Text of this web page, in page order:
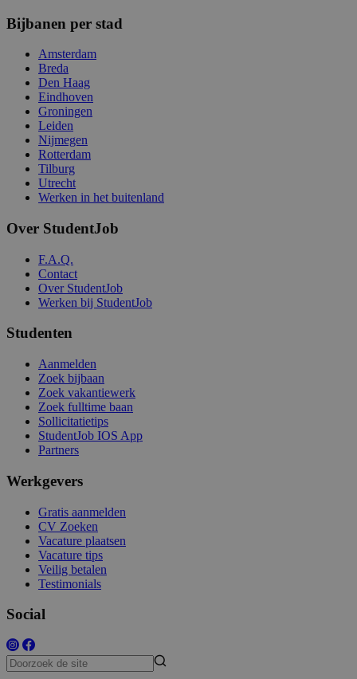
Bijbanen per stad
Amsterdam
Breda
Den Haag
Eindhoven
Groningen
Leiden
Nijmegen
Rotterdam
Tilburg
Utrecht
Werken in het buitenland
Over StudentJob
F.A.Q.
Contact
Over StudentJob
Werken bij StudentJob
Studenten
Aanmelden
Zoek bijbaan
Zoek vakantiewerk
Zoek fulltime baan
Sollicitatietips
StudentJob IOS App
Partners
Werkgevers
Gratis aanmelden
CV Zoeken
Vacature plaatsen
Vacature tips
Veilig betalen
Testimonials
Social